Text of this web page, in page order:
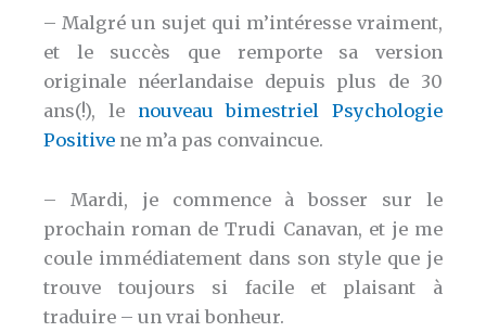
– Malgré un sujet qui m’intéresse vraiment,
et le succès que remporte sa version
originale néerlandaise depuis plus de 30
ans(!), le nouveau bimestriel Psychologie
Positive ne m’a pas convaincue.
– Mardi, je commence à bosser sur le
prochain roman de Trudi Canavan, et je me
coule immédiatement dans son style que je
trouve toujours si facile et plaisant à
traduire – un vrai bonheur.